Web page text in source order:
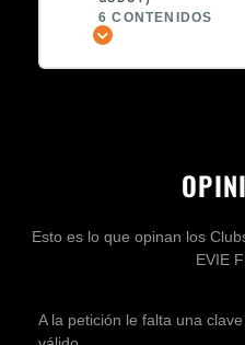
6 CONTENIDOS
Esto es lo que opinan los
EVIE
A la petición le falta una